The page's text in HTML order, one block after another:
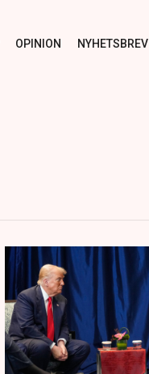
OPINION NYHETSBREV